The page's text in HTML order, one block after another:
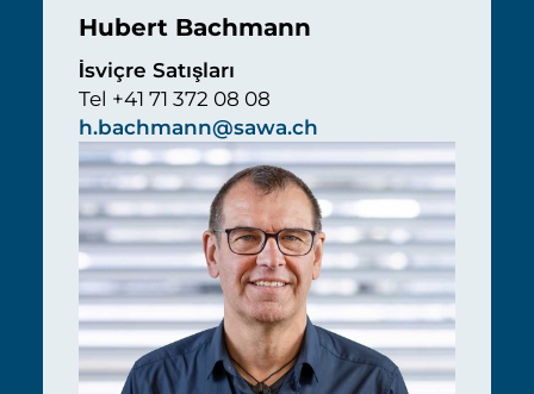
Hubert Bachmann
İsviçre Satışları
Tel +41 71 372 08 08
h.bachmann@sawa.ch